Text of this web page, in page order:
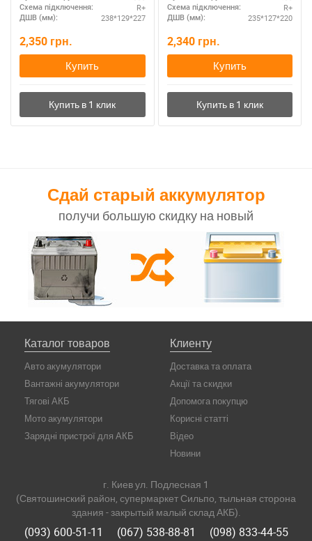
Схема підключення: R+
ДШВ (мм): 238*129*227
2,350 грн.
Купить
Схема підключення: R+
ДШВ (мм): 235*127*220
2,340 грн.
Купить
Сдай старый аккумулятор
получи большую скидку на новый
Каталог товаров
Авто акумулятори
Вантажні акумулятори
Тягові АКБ
Мото акумулятори
Зарядні пристрої для АКБ
Клиенту
Доставка та оплата
Акції та скидки
Допомога покупцю
Корисні статті
Відео
Новини
г. Киев ул. Подлесная 1
(Святошинский район, супермаркет Сильпо, тыльная сторона
здания - закрытый малый склад АКБ).
(093) 600-51-11 (067) 538-88-81 (098) 833-44-55